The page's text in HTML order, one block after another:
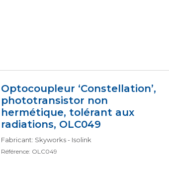
Optocoupleur ‘Constellation’,
phototransistor non
hermétique, tolérant aux
radiations, OLC049
Fabricant: Skyworks - Isolink
Référence: OLC049